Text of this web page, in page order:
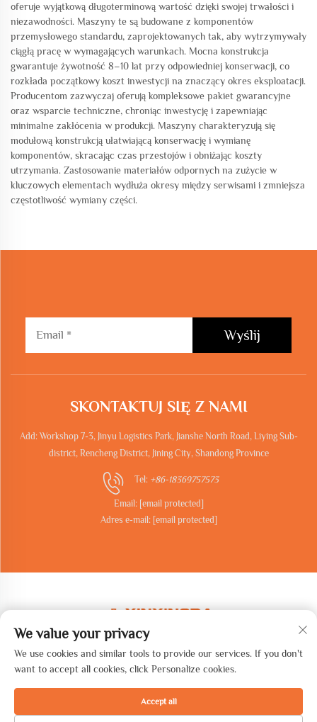
oferuje wyjątkową długoterminową wartość dzięki swojej trwałości i
niezawodności. Maszyny te są budowane z komponentów
przemysłowego standardu, zaprojektowanych tak, aby wytrzymywały
ciągłą pracę w wymagających warunkach. Mocna konstrukcja
gwarantuje żywotność 8–10 lat przy odpowiedniej konserwacji, co
rozkłada początkowy koszt inwestycji na znaczący okres eksploatacji.
Producentom zazwyczaj oferują kompleksowe pakiet gwarancyjne
oraz wsparcie techniczne, chroniąc inwestycję i zapewniając
minimalne zakłócenia w produkcji. Maszyny charakteryzują się
modułową konstrukcją ułatwiającą konserwację i wymianę
komponentów, skracając czas przestojów i obniżając koszty
utrzymania. Zastosowanie materiałów odpornych na zużycie w
kluczowych elementach wydłuża okresy między serwisami i zmniejsza
częstotliwość wymiany części.
Wyślij
SKONTAKTUJ SIĘ Z NAMI
Add: Workshop 7-3, Jinyu Logistics Park, Jianshe North Road, Liying Sub-
district, Rencheng District, Jining City, Shandong Province
Tel: +86-18369757573
Email: [email protected]
Adres e-mail: [email protected]
Copyright © 2025 Shandong synstar Intelligent Technology Co., Ltd.
Wszelkie prawa zastrzeżone. - Polityka prywatności
We value your privacy
We use cookies and similar tools to provide our services. If you don't
want to accept all cookies, click Personalize cookies.
Accept all